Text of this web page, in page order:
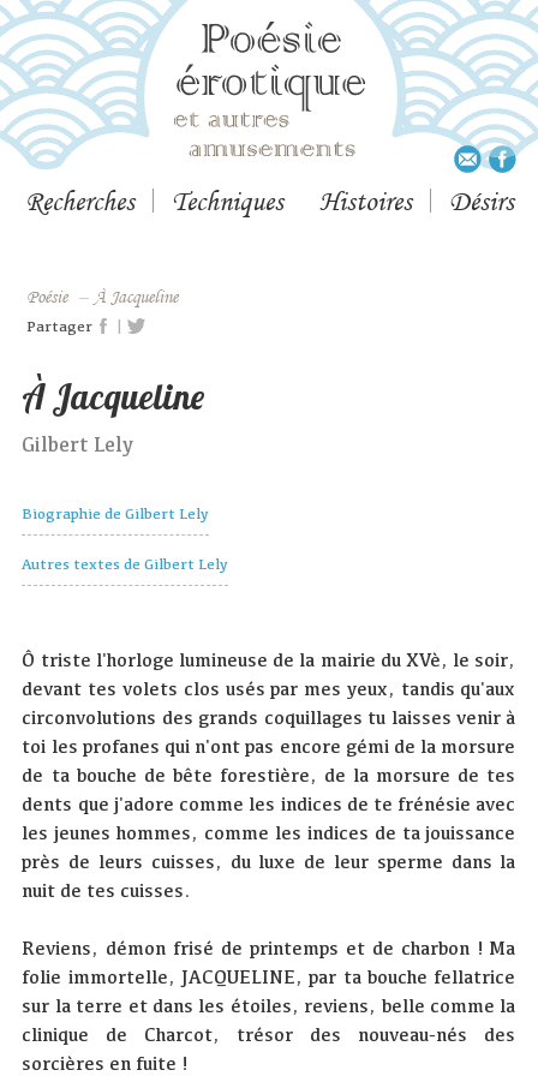
Recherches Techniques Histoires Désirs
Poésie – À Jacqueline
Partager |
À Jacqueline
Gilbert Lely
Biographie de Gilbert Lely
Autres textes de Gilbert Lely
Ô triste l'horloge lumineuse de la mairie du XVè, le soir,
devant tes volets clos usés par mes yeux, tandis qu'aux
circonvolutions des grands coquillages tu laisses venir à
toi les profanes qui n'ont pas encore gémi de la morsure
de ta bouche de bête forestière, de la morsure de tes
dents que j'adore comme les indices de te frénésie avec
les jeunes hommes, comme les indices de ta jouissance
près de leurs cuisses, du luxe de leur sperme dans la
nuit de tes cuisses.
Reviens, démon frisé de printemps et de charbon ! Ma
folie immortelle, JACQUELINE, par ta bouche fellatrice
sur la terre et dans les étoiles, reviens, belle comme la
clinique de Charcot, trésor des nouveau-nés des
sorcières en fuite !